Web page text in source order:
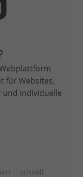
für Websites,
und individuelle
schnell